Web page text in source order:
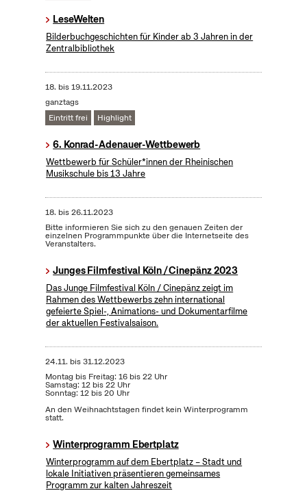
LeseWelten
Bilderbuchgeschichten für Kinder ab 3 Jahren in der
Zentralbibliothek
18. bis19.11.2023
ganztags
Eintritt frei
Highlight
6. Konrad-Adenauer-Wettbewerb
Wettbewerb für Schüler*innen der Rheinischen
Musikschule bis 13 Jahre
18. bis26.11.2023
Bitte informieren Sie sich zu den genauen Zeiten der
einzelnen Programmpunkte über die Internetseite des
Veranstalters.
Junges Filmfestival Köln / Cinepänz 2023
Das Junge Filmfestival Köln / Cinepänz zeigt im
Rahmen des Wettbewerbs zehn international
gefeierte Spiel-, Animations- und Dokumentarfilme
der aktuellen Festivalsaison.
24.11. bis31.12.2023
Montag bis Freitag: 16 bis 22 Uhr
Samstag: 12 bis 22 Uhr
Sonntag: 12 bis 20 Uhr
An den Weihnachtstagen findet kein Winterprogramm
statt.
Winterprogramm Ebertplatz
Winterprogramm auf dem Ebertplatz – Stadt und
lokale Initiativen präsentieren gemeinsames
Programm zur kalten Jahreszeit